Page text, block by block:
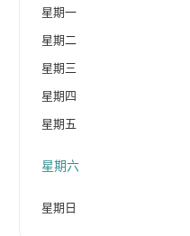
星期一
星期二
星期三
星期四
星期五
星期六
星期日